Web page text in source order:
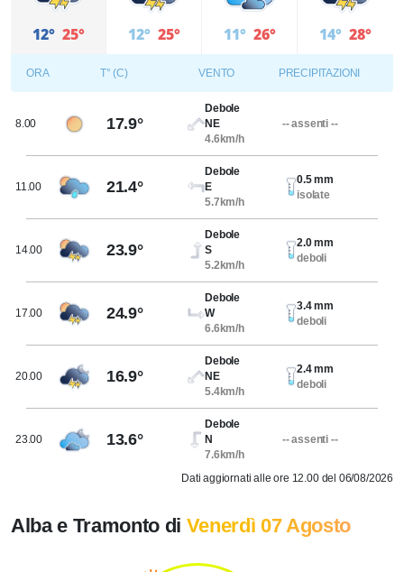
12° 25° 12° 25° 11° 26° 14° 28°
ORA T° (C) VENTO PRECIPITAZIONI
8.00 17.9°
Debole
NE
4.6km/h
-- assenti --
11.00 21.4°
Debole
E
5.7km/h
0.5 mm
isolate
14.00 23.9°
Debole
S
5.2km/h
2.0 mm
deboli
17.00 24.9°
Debole
W
6.6km/h
3.4 mm
deboli
20.00 16.9°
Debole
NE
5.4km/h
2.4 mm
deboli
23.00 13.6°
Debole
N
7.6km/h
-- assenti --
Dati aggiornati alle ore 12.00 del 06/08/2026
Alba e Tramonto di Venerdì 07 Agosto